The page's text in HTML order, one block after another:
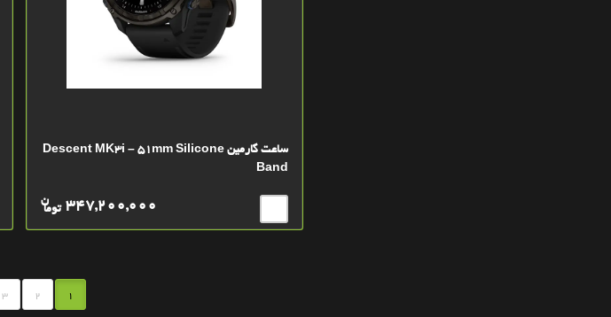
ساعت گارمین Descent MK3i – 51mm Silicone
Band
توما
ن 347,200,000
1
2
3